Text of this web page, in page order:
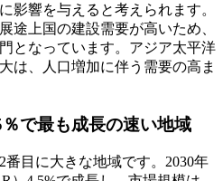
影響を与えると考えられます。
途上国の建設需要が高いため、
となっています。アジア太平洋
は、人口増加に伴う需要の高ま
で最も成長の速い地域
目に大きな地域です。2030年